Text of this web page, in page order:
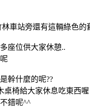
林車站旁還有這輛綠色的
座位供大家休憩..
幹什麼的呢??
桌椅給大家休息吃東西喔
錯呢^^